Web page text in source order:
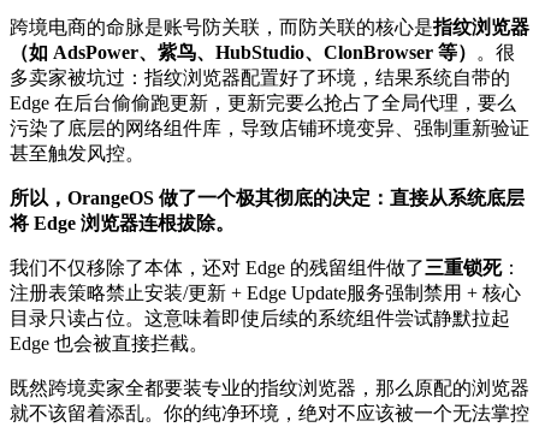
跨境电商的命脉是账号防关联，而防关联的核心是指纹浏览器
（如 AdsPower、紫鸟、HubStudio、ClonBrowser 等）
。很
多卖家被坑过：指纹浏览器配置好了环境，结果系统自带的
Edge 在后台偷偷跑更新，更新完要么抢占了全局代理，要么
污染了底层的网络组件库，导致店铺环境变异、强制重新验证
甚至触发风控。
所以，OrangeOS 做了一个极其彻底的决定：直接从系统底层
将 Edge 浏览器连根拔除。
我们不仅移除了本体，还对 Edge 的残留组件做了三重锁死：
注册表策略禁止安装/更新 + Edge Update服务强制禁用 + 核心
目录只读占位。这意味着即使后续的系统组件尝试静默拉起
Edge 也会被直接拦截。
既然跨境卖家全都要装专业的指纹浏览器，那么原配的浏览器
就不该留着添乱。你的纯净环境，绝对不应该被一个无法掌控